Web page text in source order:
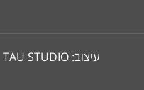
עיצוב: TAU STUDIO